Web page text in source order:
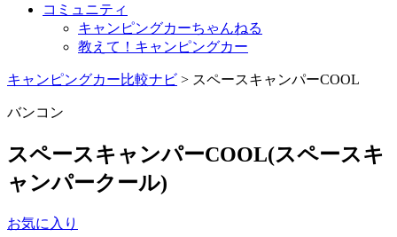
コミュニティ
キャンピングカーちゃんねる
教えて！キャンピングカー
キャンピングカー比較ナビ > スペースキャンパーCOOL
バンコン
スペースキャンパーCOOL(スペースキ
ャンパークール)
お気に入り